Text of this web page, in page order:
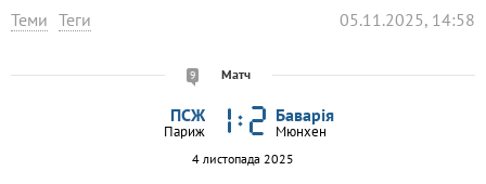
Теми Теги 05.11.2025, 14:58
9 Матч
ПСЖ
Париж
Баварія
Мюнхен
4 листопада 2025